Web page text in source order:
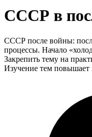
СССР в
СССР после войны:
процессы. Начало
Закрепить тему на
Изучение тем повышает